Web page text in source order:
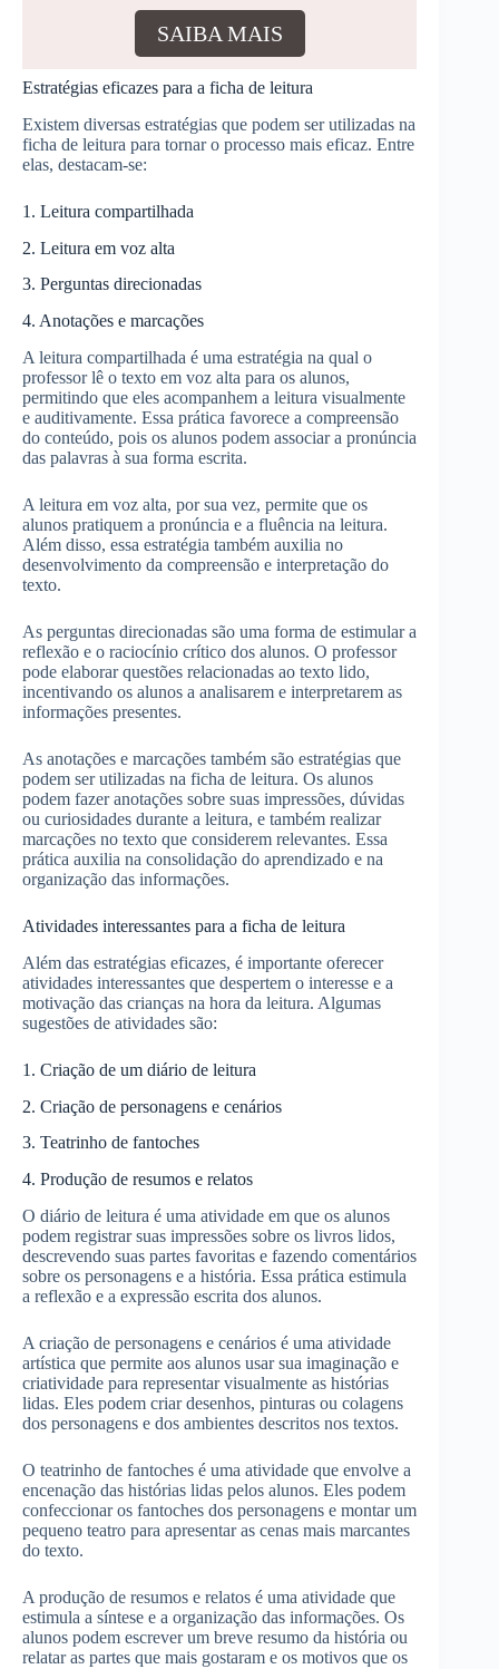
SAIBA MAIS
Estratégias eficazes para a ficha de leitura
Existem diversas estratégias que podem ser utilizadas na
ficha de leitura para tornar o processo mais eficaz. Entre
elas, destacam-se:
1. Leitura compartilhada
2. Leitura em voz alta
3. Perguntas direcionadas
4. Anotações e marcações
A leitura compartilhada é uma estratégia na qual o
professor lê o texto em voz alta para os alunos,
permitindo que eles acompanhem a leitura visualmente
e auditivamente. Essa prática favorece a compreensão
do conteúdo, pois os alunos podem associar a pronúncia
das palavras à sua forma escrita.
A leitura em voz alta, por sua vez, permite que os
alunos pratiquem a pronúncia e a fluência na leitura.
Além disso, essa estratégia também auxilia no
desenvolvimento da compreensão e interpretação do
texto.
As perguntas direcionadas são uma forma de estimular a
reflexão e o raciocínio crítico dos alunos. O professor
pode elaborar questões relacionadas ao texto lido,
incentivando os alunos a analisarem e interpretarem as
informações presentes.
As anotações e marcações também são estratégias que
podem ser utilizadas na ficha de leitura. Os alunos
podem fazer anotações sobre suas impressões, dúvidas
ou curiosidades durante a leitura, e também realizar
marcações no texto que considerem relevantes. Essa
prática auxilia na consolidação do aprendizado e na
organização das informações.
Atividades interessantes para a ficha de leitura
Além das estratégias eficazes, é importante oferecer
atividades interessantes que despertem o interesse e a
motivação das crianças na hora da leitura. Algumas
sugestões de atividades são:
1. Criação de um diário de leitura
2. Criação de personagens e cenários
3. Teatrinho de fantoches
4. Produção de resumos e relatos
O diário de leitura é uma atividade em que os alunos
podem registrar suas impressões sobre os livros lidos,
descrevendo suas partes favoritas e fazendo comentários
sobre os personagens e a história. Essa prática estimula
a reflexão e a expressão escrita dos alunos.
A criação de personagens e cenários é uma atividade
artística que permite aos alunos usar sua imaginação e
criatividade para representar visualmente as histórias
lidas. Eles podem criar desenhos, pinturas ou colagens
dos personagens e dos ambientes descritos nos textos.
O teatrinho de fantoches é uma atividade que envolve a
encenação das histórias lidas pelos alunos. Eles podem
confeccionar os fantoches dos personagens e montar um
pequeno teatro para apresentar as cenas mais marcantes
do texto.
A produção de resumos e relatos é uma atividade que
estimula a síntese e a organização das informações. Os
alunos podem escrever um breve resumo da história ou
relatar as partes que mais gostaram e os motivos que os